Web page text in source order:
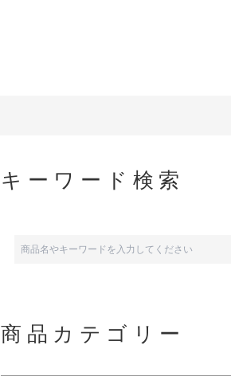
キーワード検索
商品カテゴリー